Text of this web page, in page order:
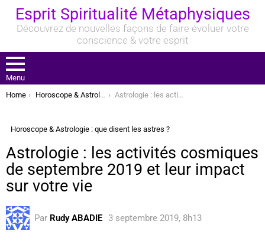
Esprit Spiritualité Métaphysiques
Découvrez de nouvelles façons de faire évoluer votre
conscience & votre esprit
Menu
You are here:
Home Horoscope & Astrologie : que disent les astres ? Astrologie : les activités cosmiques de septembre 2019 et leur impact sur votre vie
Horoscope & Astrologie : que disent les astres ?
Astrologie : les activités cosmiques
de septembre 2019 et leur impact
sur votre vie
Par Rudy ABADIE 3 septembre 2019, 8h13